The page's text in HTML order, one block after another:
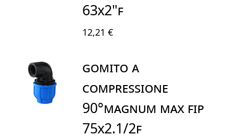
63X2"F
12,21 €
GOMITO A
COMPRESSIONE
90°MAGNUM MAX FIP
75X2.1/2F